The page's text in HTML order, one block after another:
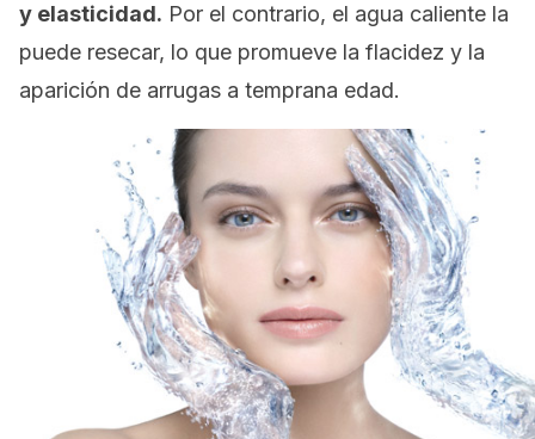
y elasticidad. Por el contrario, el agua caliente la
puede resecar, lo que promueve la flacidez y la
aparición de arrugas a temprana edad.